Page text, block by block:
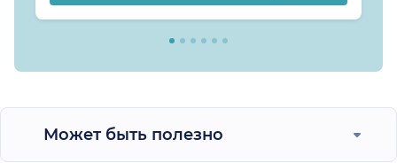
Может быть полезно